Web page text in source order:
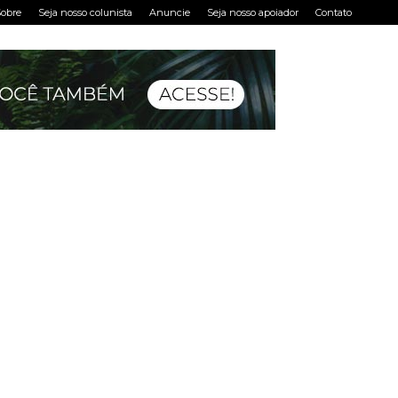
Seja nosso colunista Anuncie Seja nosso apoiador Contato